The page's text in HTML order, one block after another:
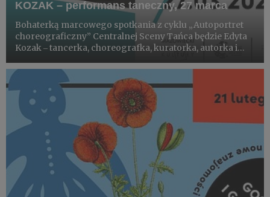
KOZAK – performans taneczny, 27 marca
Bohaterką marcowego spotkania z cyklu „Autoportret
choreograficzny” Centralnej Sceny Tańca będzie Edyta
Kozak ‒ tancerka, choreografka, kuratorka, autorka i